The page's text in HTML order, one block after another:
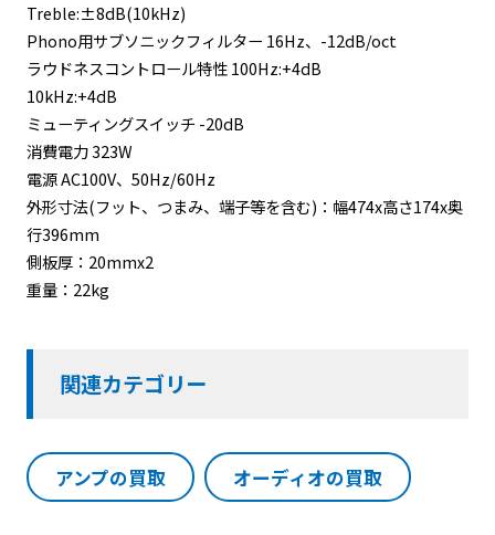
Treble:±8dB(10kHz)
Phono用サブソニックフィルター 16Hz、-12dB/oct
ラウドネスコントロール特性 100Hz:+4dB
10kHz:+4dB
ミューティングスイッチ -20dB
消費電力 323W
電源 AC100V、50Hz/60Hz
外形寸法(フット、つまみ、端子等を含む)：幅474x高さ174x奥
行396mm
側板厚：20mmx2
重量：22kg
関連カテゴリー
アンプの買取 オーディオの買取